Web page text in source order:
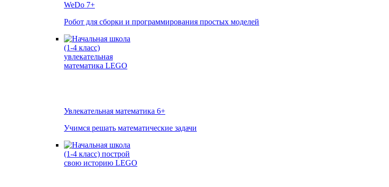
WeDo 7+
Робот для сборки и программирования простых моделей
Увлекательная математика 6+
Учимся решать математические задачи